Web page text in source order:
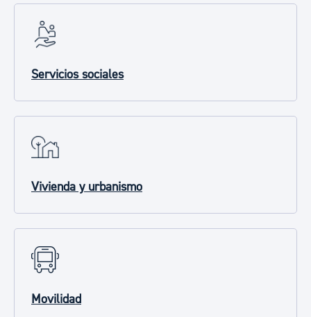
Servicios sociales
Vivienda y urbanismo
Movilidad